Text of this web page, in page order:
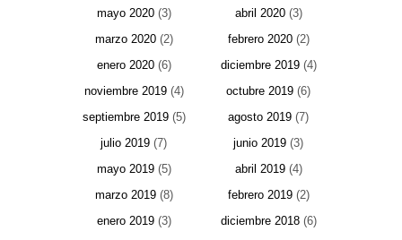
mayo 2020(3) abril 2020(3)
marzo 2020(2) febrero 2020(2)
enero 2020(6) diciembre 2019(4)
noviembre 2019(4) octubre 2019 (6)
septiembre 2019(5) agosto 2019 (7)
julio 2019 (7) junio 2019 (3)
mayo 2019(5) abril 2019(4)
marzo 2019(8) febrero 2019(2)
enero 2019(3) diciembre 2018(6)